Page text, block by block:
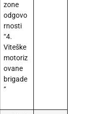
zone
odgovo
rnosti
“4.
Viteške
motoriz
ovane
brigade
”